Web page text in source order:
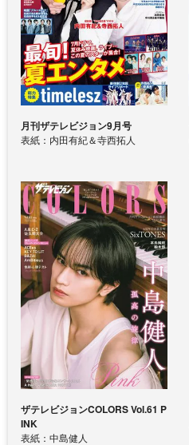
月刊ザテレビジョン9月号
表紙：内田有紀＆寺西拓人
ザテレビジョンCOLORS Vol.61 P
INK
表紙：中島健人